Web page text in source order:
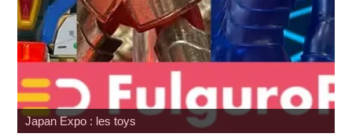
Japan Expo : les toys